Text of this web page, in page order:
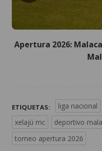
Apertura 2026:
ETIQUETAS: liga nacional
xelajú mc
deportivo
torneo apertura 2026